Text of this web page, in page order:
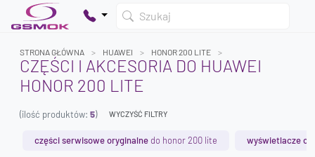
Szukaj
Dodaj produkty, aby kontynuować.
STRONA GŁÓWNA HUAWEI HONOR 200 LITE
CZĘŚCI I AKCESORIA DO HUAWEI
HONOR 200 LITE
(ilość produktów: 5) WYCZYŚĆ FILTRY
części serwisowe oryginalne do honor 200 lite wyświetlacze